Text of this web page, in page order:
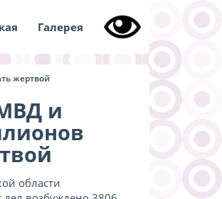
Галерея
жертвой
и
области